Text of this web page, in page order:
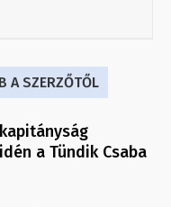
A SZERZŐTŐL
a Tündik Csaba